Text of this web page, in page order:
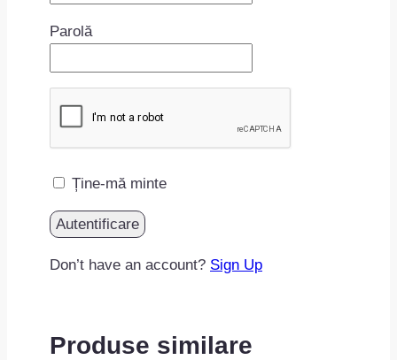
Parolă
Ține-mă minte
Don’t have an account? Sign Up
Produse similare